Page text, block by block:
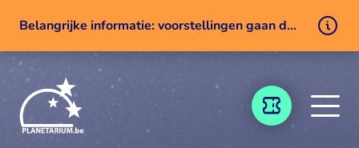
Belangrijke informatie: voorstellingen gaan door ondanks een technisch probleem
TICKETING